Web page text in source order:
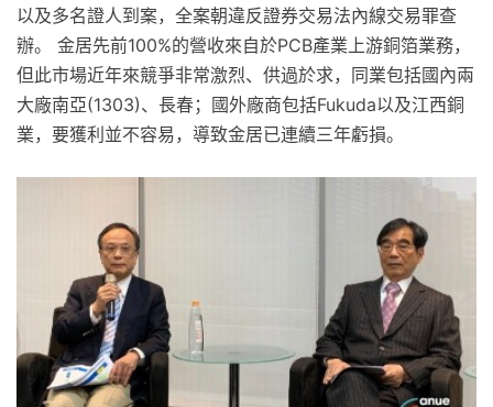
以及多名證人到案，全案朝違反證券交易法內線交易罪查
辦。 金居先前100%的營收來自於PCB產業上游銅箔業務，
但此市場近年來競爭非常激烈、供過於求，同業包括國內兩
大廠南亞(1303)、長春；國外廠商包括Fukuda以及江西銅
業，要獲利並不容易，導致金居已連續三年虧損。